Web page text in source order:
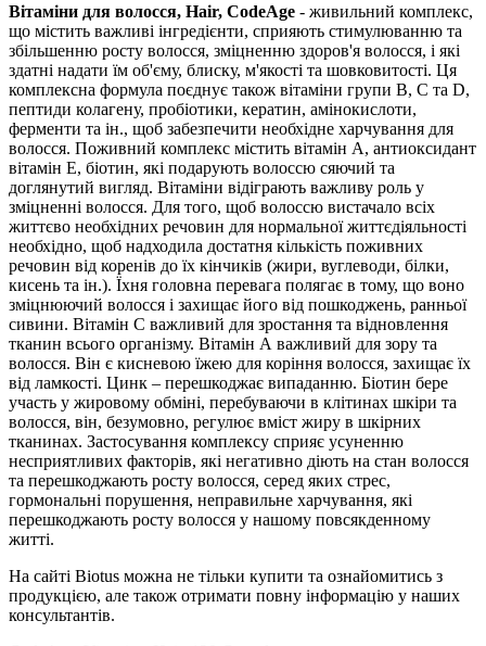
Вітаміни для волосся, Hair, CodeAge - живильний комплекс,
що містить важливі інгредієнти, сприяють стимулюванню та
збільшенню росту волосся, зміцненню здоров'я волосся, і які
здатні надати їм об'єму, блиску, м'якості та шовковитості. Ця
комплексна формула поєднує також вітаміни групи B, C та D,
пептиди колагену, пробіотики, кератин, амінокислоти,
ферменти та ін., щоб забезпечити необхідне харчування для
волосся. Поживний комплекс містить вітамін А, антиоксидант
вітамін E, біотин, які подарують волоссю сяючий та
доглянутий вигляд. Вітаміни відіграють важливу роль у
зміцненні волосся. Для того, щоб волоссю вистачало всіх
життєво необхідних речовин для нормальної життєдіяльності
необхідно, щоб надходила достатня кількість поживних
речовин від коренів до їх кінчиків (жири, вуглеводи, білки,
кисень та ін.). Їхня головна перевага полягає в тому, що воно
зміцнюючий волосся і захищає його від пошкоджень, ранньої
сивини. Вітамін С важливий для зростання та відновлення
тканин всього організму. Вітамін А важливий для зору та
волосся. Він є кисневою їжею для коріння волосся, захищає їх
від ламкості. Цинк – перешкоджає випаданню. Біотин бере
участь у жировому обміні, перебуваючи в клітинах шкіри та
волосся, він, безумовно, регулює вміст жиру в шкірних
тканинах. Застосування комплексу сприяє усуненню
несприятливих факторів, які негативно діють на стан волосся
та перешкоджають росту волосся, серед яких стрес,
гормональні порушення, неправильне харчування, які
перешкоджають росту волосся у нашому повсякденному
житті.
На сайті Biotus можна не тільки купити та ознайомитись з
продукцією, але також отримати повну інформацію у наших
консультантів.